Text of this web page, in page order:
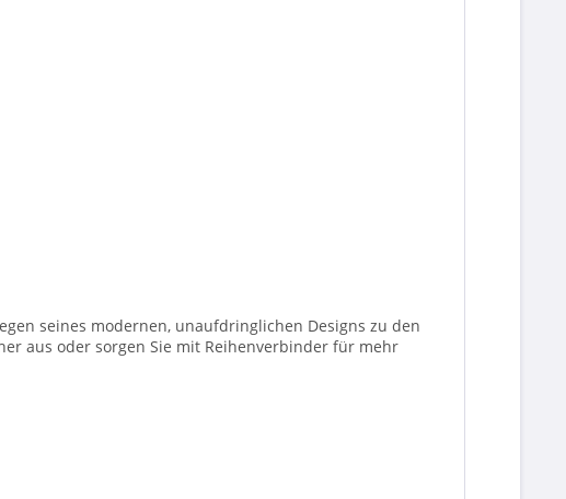
seines modernen, unaufdringlichen Designs zu den
aus oder sorgen Sie mit Reihenverbinder für mehr